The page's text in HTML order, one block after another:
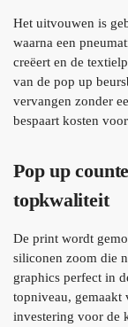
Het uitvouwen is
waarna een
creëert en de
van de pop up
vervangen zonder
bespaart kosten
Pop up
topkwaliteit
De print wordt
siliconen zoom die
graphics perfect in
topniveau, gemaakt
investering voor de